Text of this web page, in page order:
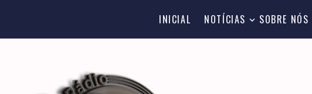
INICIAL NOTÍCIAS SOBRE NÓS